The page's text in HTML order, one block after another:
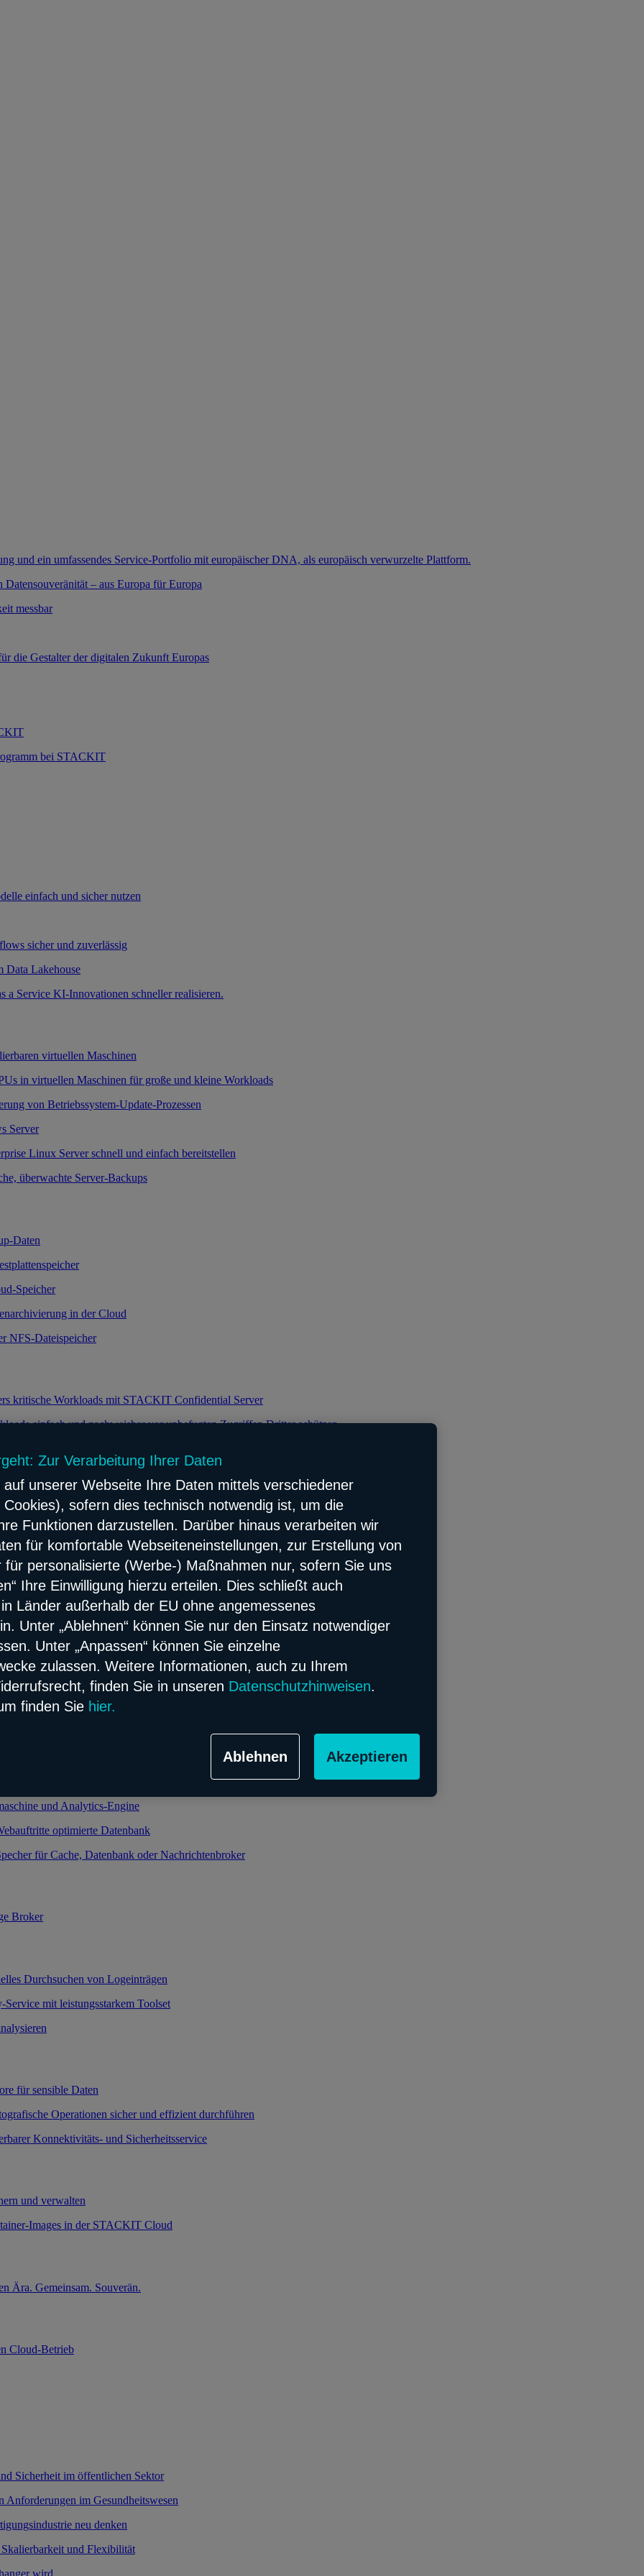
und ein umfassendes Service-Portfolio mit europäischer DNA, als europäisch verwurzelte Plattform.
– aus Europa für Europa
messbar
die Gestalter der digitalen Zukunft Europas
bei STACKIT
einfach und sicher nutzen
sicher und zuverlässig
Data Lakehouse
Service KI-Innovationen schneller realisieren.
virtuellen Maschinen
in virtuellen Maschinen für große und kleine Workloads
von Betriebssystem-Update-Prozessen
Server
Linux Server schnell und einfach bereitstellen
überwachte Server-Backups
Daten
Speicher
in der Cloud
NFS-Dateispeicher
kritische Workloads mit STACKIT Confidential Server
einfach und nachweisbar vor unbefugten Zugriffen Dritter schützen
durch effiziente Verteilung des Datenverkehrs
für Ihre Webanwendungen
und zuverlässig Network Content verteilen
Konnektivitäts- und Sicherheitsservice
und verwalteter Kubernetes-Service
Infrastruktur
relationale Datenbank im Flex Modell
relationale Datenbank im Flex Modell
und performanter Speicher dank Enterprise-Datenbank
und Analytics-Engine
optimierte Datenbank
für Cache, Datenbank oder Nachrichtenbroker
Broker
Durchsuchen von Logeinträgen
mit leistungsstarkem Toolset
für sensible Daten
Operationen sicher und effizient durchführen
Konnektivitäts- und Sicherheitsservice
und verwalten
Images in der STACKIT Cloud
Ära. Gemeinsam. Souverän.
Cloud-Betrieb
Sicherheit im öffentlichen Sektor
Anforderungen im Gesundheitswesen
neu denken
und Flexibilität
wird
Zur Verarbeitung Ihrer Daten
auf unserer Webseite Ihre Daten mittels verschiedener
Cookies), sofern dies technisch notwendig ist, um die
Funktionen darzustellen. Darüber hinaus verarbeiten wir
für komfortable Webseiteneinstellungen, zur Erstellung von
für personalisierte (Werbe-) Maßnahmen nur, sofern Sie uns
Ihre Einwilligung hierzu erteilen. Dies schließt auch
Länder außerhalb der EU ohne angemessenes
Unter „Ablehnen“ können Sie nur den Einsatz notwendiger
Unter „Anpassen“ können Sie einzelne
zulassen. Weitere Informationen, auch zu Ihrem
finden Sie in unseren Datenschutzhinweisen.
finden Sie hier.
Ablehnen Akzeptieren